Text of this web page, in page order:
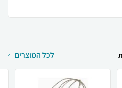
לכל המוצרים